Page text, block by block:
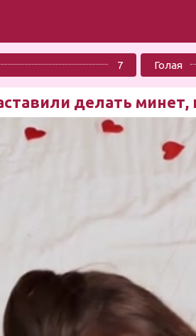
7 Голая
делать минет,